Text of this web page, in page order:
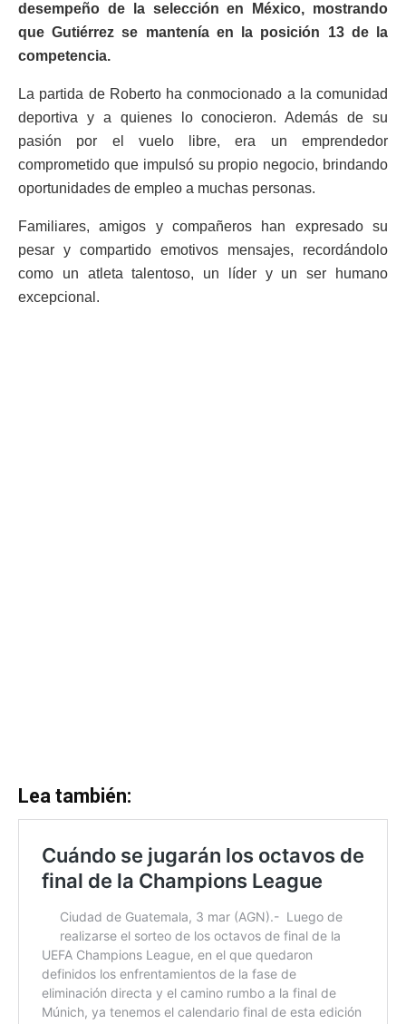
desempeño de la selección en México, mostrando
que Gutiérrez se mantenía en la posición 13 de la
competencia.
La partida de Roberto ha conmocionado a la comunidad
deportiva y a quienes lo conocieron. Además de su
pasión por el vuelo libre, era un emprendedor
comprometido que impulsó su propio negocio, brindando
oportunidades de empleo a muchas personas.
Familiares, amigos y compañeros han expresado su
pesar y compartido emotivos mensajes, recordándolo
como un atleta talentoso, un líder y un ser humano
excepcional.
Lea también: